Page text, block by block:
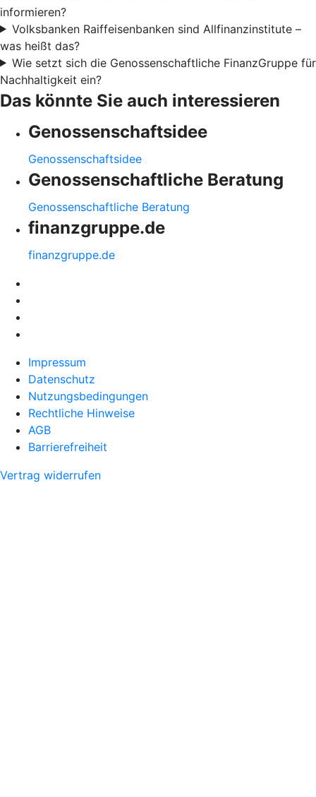
informieren?
Volksbanken Raiffeisenbanken sind Allfinanzinstitute –
was heißt das?
Wie setzt sich die Genossenschaftliche FinanzGruppe für
Nachhaltigkeit ein?
Das könnte Sie auch interessieren
Genossenschaftsidee
Genossenschaftsidee
Genossenschaftliche Beratung
Genossenschaftliche Beratung
finanzgruppe.de
finanzgruppe.de
Impressum
Datenschutz
Nutzungsbedingungen
Rechtliche Hinweise
AGB
Barrierefreiheit
Vertrag widerrufen